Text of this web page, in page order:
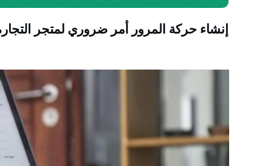
إنشاء حركة المرور أمر ضروري لمتجر التجارة